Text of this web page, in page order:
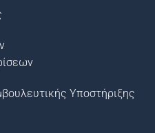
Υποστήριξης